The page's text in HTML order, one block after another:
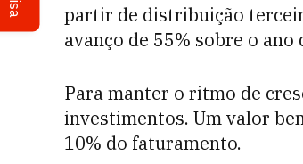
partir de distribuição
avanço de 55% sobre o ano
Para manter o ritmo de
investimentos. Um valor
10% do faturamento.